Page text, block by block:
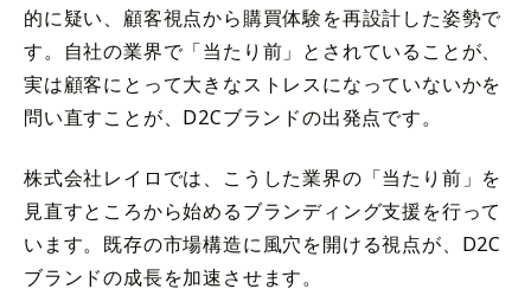
的に疑い、顧客視点から購買体験を再設計した姿勢で
す。自社の業界で「当たり前」とされていることが、
実は顧客にとって大きなストレスになっていないかを
問い直すことが、D2Cブランドの出発点です。
株式会社レイロでは、こうした業界の「当たり前」を
見直すところから始めるブランディング支援を行って
います。既存の市場構造に風穴を開ける視点が、D2C
ブランドの成長を加速させます。